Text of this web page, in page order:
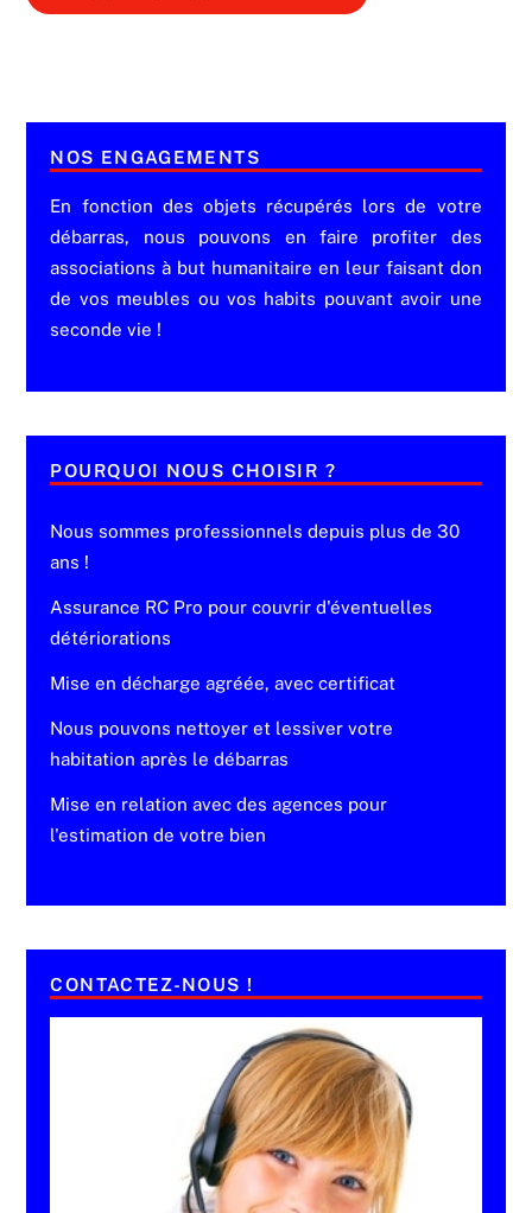
NOS ENGAGEMENTS
En fonction des objets récupérés lors de votre
débarras, nous pouvons en faire profiter des
associations à but humanitaire en leur faisant don
de vos meubles ou vos habits pouvant avoir une
seconde vie !
POURQUOI NOUS CHOISIR ?
Nous sommes professionnels depuis plus de 30
ans !
Assurance RC Pro pour couvrir d'éventuelles
détériorations
Mise en décharge agréée, avec certificat
Nous pouvons nettoyer et lessiver votre
habitation après le débarras
Mise en relation avec des agences pour
l'estimation de votre bien
CONTACTEZ-NOUS !